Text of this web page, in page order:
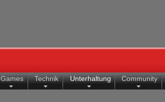
Games Technik Unterhaltung Community